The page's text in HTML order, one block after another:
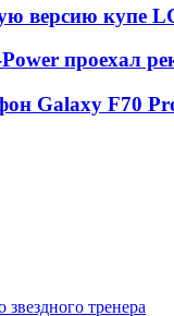
версию купе
проехал
Galaxy F70